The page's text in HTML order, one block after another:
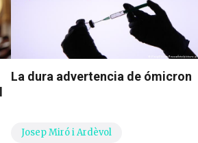
La dura advertencia de ómicron
Josep Miró i Ardèvol